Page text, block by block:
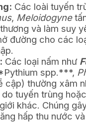
Các loài tuyến
, Meloidogyne
và làm suy
đường cho các
Các loại nấm như
spp.***,
cập) thường xâm
tuyến trùng
khác. Chúng
hấp thu nước